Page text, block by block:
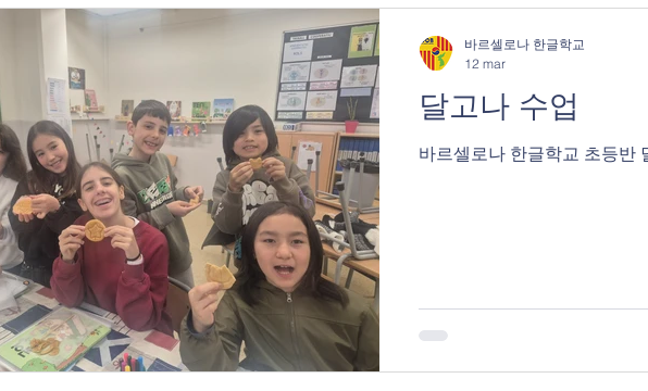
달고나 수업
바르셀로나 한글학교 초등반
바르셀로나 한글학교
12 mar